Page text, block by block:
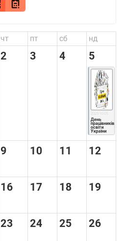
чт пт сб нд
2 3 4 5
2025-10-05
День
працівників
освіти
України
9 10 11 12
16 17 18 19
23 24 25 26